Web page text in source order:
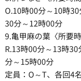
O.10時00分～10時
30分～12時00分
9.亀甲麻の葉〈所要
R.13時00分～13時
分～15時00分
定員：O～T、各回4